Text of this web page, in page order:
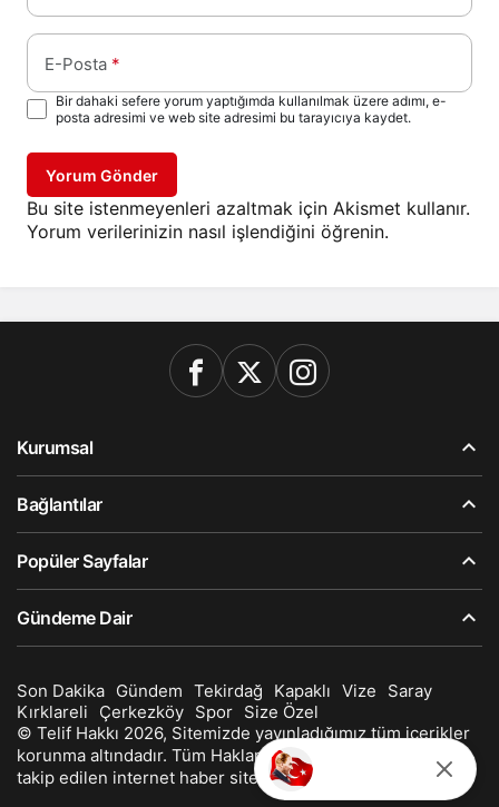
E-Posta *
Bir dahaki sefere yorum yaptığımda kullanılmak üzere adımı, e-
posta adresimi ve web site adresimi bu tarayıcıya kaydet.
Yorum Gönder
Bu site istenmeyenleri azaltmak için Akismet kullanır.
Yorum verilerinizin nasıl işlendiğini öğrenin.
Kurumsal
Bağlantılar
Popüler Sayfalar
Gündeme Dair
Son Dakika Gündem Tekirdağ Kapaklı Vize
Saray
Kırklareli
Çerkezköy Spor Size Özel
© Telif Hakkı 2026, Sitemizde yayınladığımız tüm içerikler
korunma altındadır. Tüm Hakları Saklıdır. Kapaklı'nın en
takip edilen internet haber sitesi